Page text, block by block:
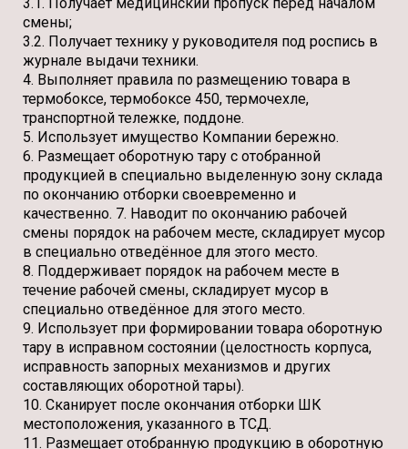
смены;
3.2. Получает технику у руководителя под роспись в
журнале выдачи техники.
4. Выполняет правила по размещению товара в
термобоксе, термобоксе 450, термочехле,
транспортной тележке, поддоне.
5. Использует имущество Компании бережно.
6. Размещает оборотную тару с отобранной
продукцией в специально выделенную зону склада
по окончанию отборки своевременно и
качественно. 7. Наводит по окончанию рабочей
смены порядок на рабочем месте, складирует мусор
в специально отведённое для этого место.
8. Поддерживает порядок на рабочем месте в
течение рабочей смены, складирует мусор в
специально отведённое для этого место.
9. Использует при формировании товара оборотную
тару в исправном состоянии (целостность корпуса,
исправность запорных механизмов и других
составляющих оборотной тары).
10. Сканирует после окончания отборки ШК
местоположения, указанного в ТСД.
11. Размещает отобранную продукцию в оборотную